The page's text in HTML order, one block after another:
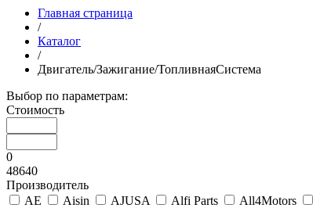
Главная страница
/
Каталог
/
Двигатель/Зажигание/ТопливнаяСистема
Выбор по параметрам:
Стоимость
0
48640
Производитель
AE
Aisin AJUSA Alfi Parts All4Motors